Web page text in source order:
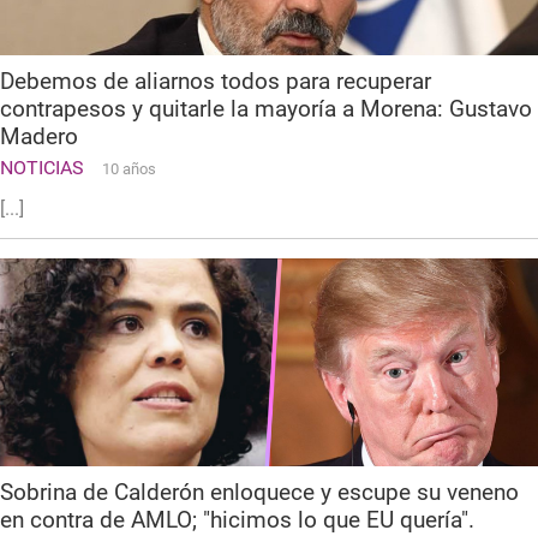
Debemos de aliarnos todos para recuperar
contrapesos y quitarle la mayoría a Morena: Gustavo
Madero
NOTICIAS 10 años
[...]
Sobrina de Calderón enloquece y escupe su veneno
en contra de AMLO; "hicimos lo que EU quería".